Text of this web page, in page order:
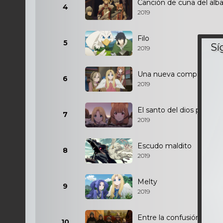
4 Canción de cuna del alba
2019
5 Filo
2019
6 Una nueva compañera
2019
7 El santo del dios pájaro
2019
8 Escudo maldito
2019
9 Melty
2019
Entre la confusión